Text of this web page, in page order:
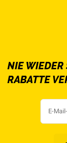
NIE WIEDER
RABATTE